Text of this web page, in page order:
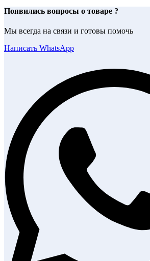
Появились вопросы о товаре ?
Мы всегда на связи и готовы помочь
Написать WhatsApp